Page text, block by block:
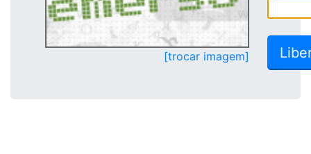
[trocar imagem]